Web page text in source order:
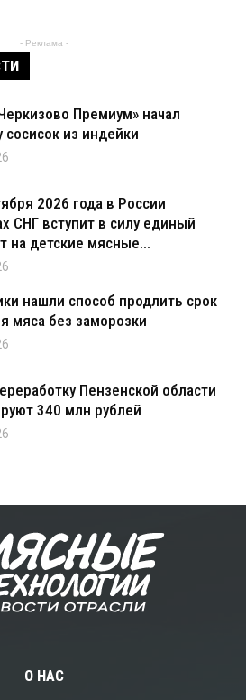
- Реклама -
Премиум» начал
сосисок из индейки
2026 года в России
СНГ вступит в силу единый
на детские мясные...
нашли способ продлить срок
мяса без заморозки
Пензенской области
340 млн рублей
О НАС